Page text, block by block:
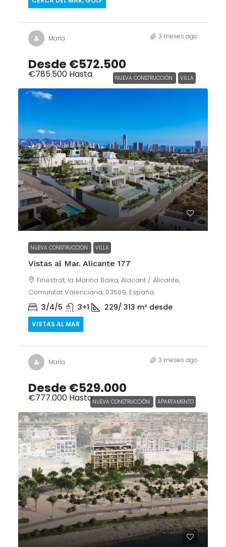
María 3 meses ago
NUEVA CONSTRUCCIÓN VILLA
Desde €572.500
€785.500 Hasta
NUEVA CONSTRUCCIÓN VILLA
Vistas al Mar. Alicante 177
Finestrat, la Marina Baixa, Alacant / Alicante,
Comunitat Valenciana, 03509, España
3/4/5 3+1 229/ 313 m² desde
VISTAS AL MAR
María 3 meses ago
NUEVA CONSTRUCCIÓN APARTAMENTO
Desde €529.000
€777.000 Hasta